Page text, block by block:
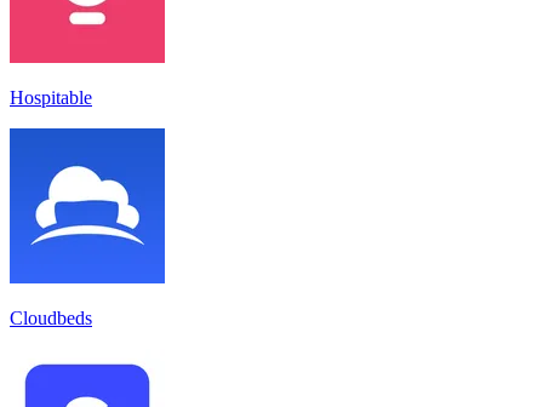
Hospitable
Cloudbeds